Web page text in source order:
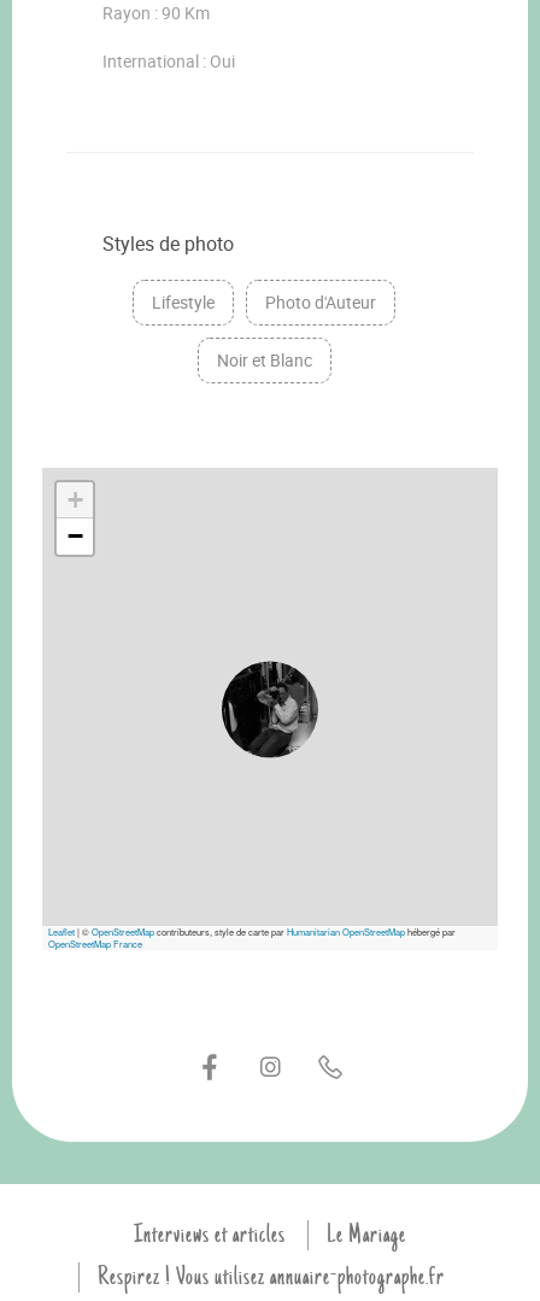
Rayon : 90 Km
International : Oui
Styles de photo
Lifestyle Photo d'Auteur
Noir et Blanc
+
−
Leaflet|©OpenStreetMapcontributeurs, style de carte parHumanitarian OpenStreetMaphébergé par
OpenStreetMap France
Interviews et articles
Le Mariage
Respirez ! Vous utilisez annuaire-photographe.fr